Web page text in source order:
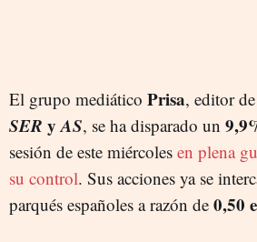
El grupo mediático Prisa, editor de
SER yAS, se ha disparado un
sesión de este miércoles en plena
su control. Sus acciones ya se
parqués españoles a razón de 0,50